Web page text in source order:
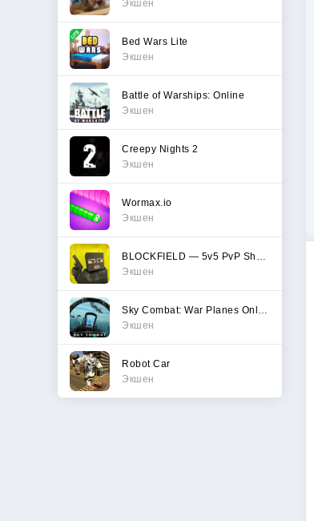
Экшен
Bed Wars Lite
Экшен
Battle of Warships: Online
Экшен
Creepy Nights 2
Экшен
Wormax.io
Экшен
Экшен
Экшен
Robot Car
Экшен